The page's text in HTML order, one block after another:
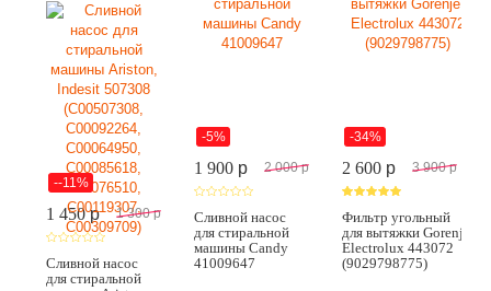
--11%
1 450p 1 300 p
Сливной насос
для стиральной
-5%
1 900 p 2 000 p
Сливной насос
для стиральной
машины Candy
41009647
-34%
2 600 p 3 900 p
Фильтр угольный
для вытяжки Gorenje,
Electrolux 443072
(9029798775)